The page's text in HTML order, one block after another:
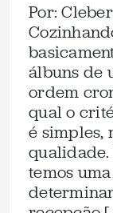
Por:
álbuns de
ordem
qual o
é simples,
qualidade.
temos